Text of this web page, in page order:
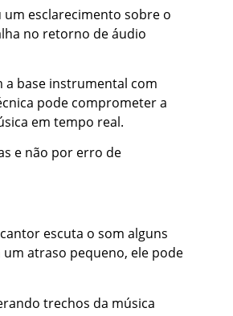
um esclarecimento sobre o
no retorno de áudio
a base instrumental com
pode comprometer a
em tempo real.
e não por erro de
escuta o som alguns
atraso pequeno, ele pode
trechos da música